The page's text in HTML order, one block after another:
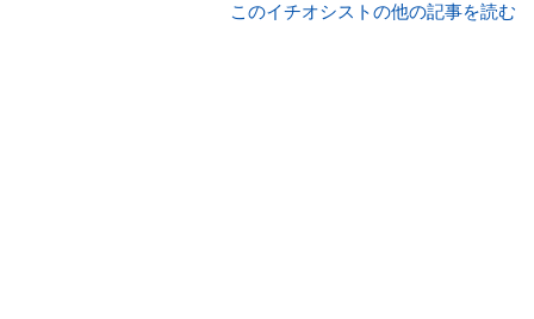
このイチオシストの他の記事を読む